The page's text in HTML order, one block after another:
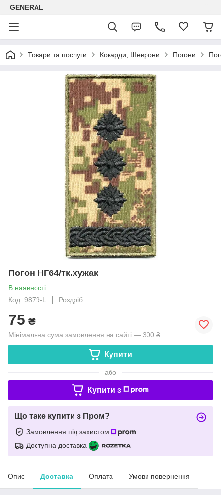
GENERAL
Товари та послуги Кокарди, Шеврони Погони
Погон НГ64/тк.хужак
В наявності
Код: 9879-L
Роздріб
75 ₴
Мінімальна сума замовлення на сайті — 300 ₴
Купити
або
Купити з
Що таке купити з Пром?
Замовлення під захистом
Доступна доставка
Опис Доставка Оплата Умови повернення